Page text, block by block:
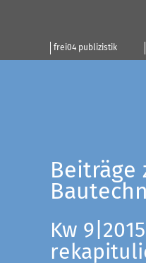
frei04 publizistik
Beiträge
Kw